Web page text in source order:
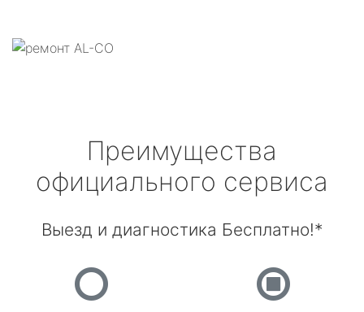
Преимущества
официального сервиса
Выезд и диагностика Бесплатно!*